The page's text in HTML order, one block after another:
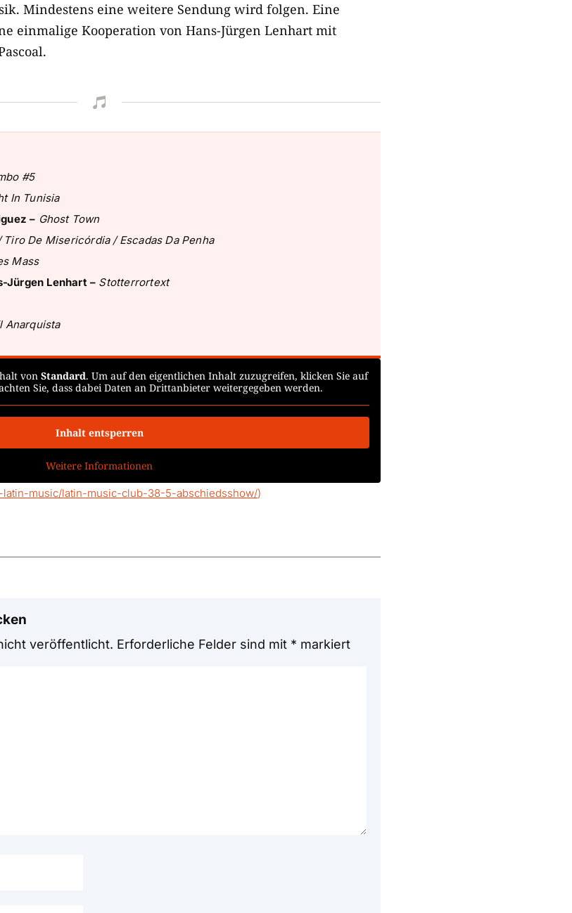
Mindestens eine weitere Sendung wird folgen. Eine
einmalige Kooperation von Hans-Jürgen Lenhart mit

#5
In Tunisia
– Ghost Town
Tiro De Misericórdia / Escadas Da Penha
Mass
Jürgen Lenhart – Stotterrortext
Anarquista
von Standard. Um auf den eigentlichen Inhalt zuzugreifen, klicken Sie auf
Sie, dass dabei Daten an Drittanbieter weitergegeben werden.
Inhalt entsperren
Weitere Informationen
music/latin-music-club-38-5-abschiedsshow/)
veröffentlicht. Erforderliche Felder sind mit * markiert